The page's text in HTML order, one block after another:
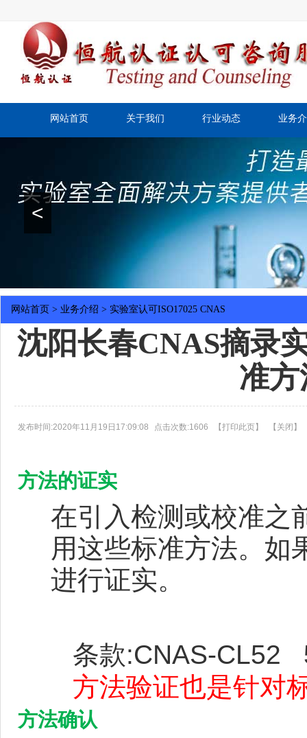
网站首页 关于我们 行业动态 业务
<
网站首页 > 业务介绍 > 实验室认可ISO17025 CNAS
沈阳长春CNAS摘录
准
发布时间:2020年11月19日17:09:08 点击次数:1606 【打印此页】 【 关闭 】
方法的证实
在引入检测或校准之
用这些标准方法。如
进行证实。
条款:CNAS-CL52
方法验证也是针对
方法确认